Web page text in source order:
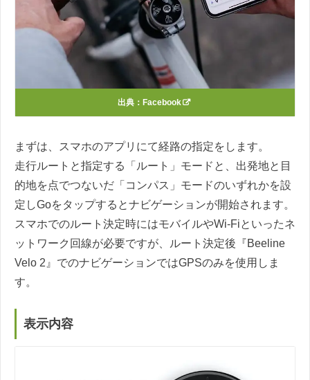
出典： Facebook
まずは、スマホのアプリにて経路の指定をします。
走行ルートと指定する「ルート」モードと、出発地と目
的地を点でつないだ「コンパス」モードのいずれかを設
定しGoをタップするとナビゲーションが開始されます。
スマホでのルート決定時にはモバイルやWi-Fiといったネ
ットワーク回線が必要ですが、ルート決定後『Beeline
Velo 2』でのナビゲーションではGPSのみを使用しま
す。
表示内容